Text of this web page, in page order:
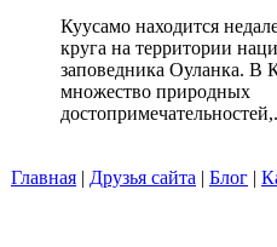
Куусамо находится
круга на территории
заповедника Оуланка. В
множество природных
Главная | Друзья сайта | Блог |